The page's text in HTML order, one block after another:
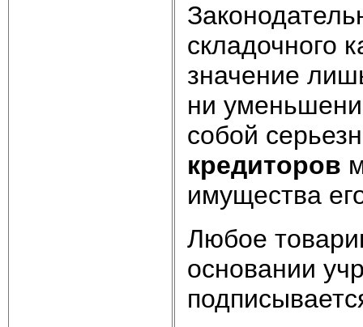
складочного
значение
ни
собой
кредиторов
имущества
Любое
основании